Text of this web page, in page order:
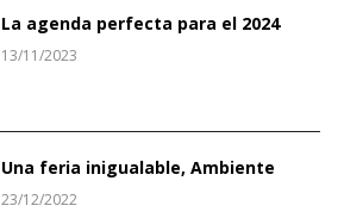
La agenda perfecta para el 2024
13/11/2023
Una feria inigualable, Ambiente
23/12/2022